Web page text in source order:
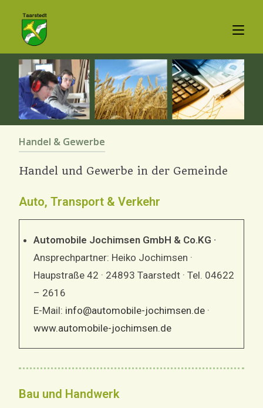
Handel & Gewerbe
Handel und Gewerbe in der Gemeinde
Auto, Transport & Verkehr
Automobile Jochimsen GmbH & Co.KG ·
Ansprechpartner: Heiko Jochimsen ·
Haupstraße 42 · 24893 Taarstedt · Tel. 04622
– 2616
E-Mail: info@automobile-jochimsen.de ·
www.automobile-jochimsen.de
Bau und Handwerk